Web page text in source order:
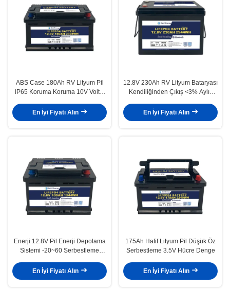
ABS Case 180Ah RV Lityum Pil
IP65 Koruma Koruma 10V Voltaj
En İyi Fiyatı Alın
12.8V 230Ah RV Lityum Bataryası
Kendiliğinden Çıkış <3% Aylık
En İyi Fiyatı Alın
Enerji 12.8V Pil Enerji Depolama
Sistemi -20~60 Serbestleme
En İyi Fiyatı Alın
175Ah Hafif Lityum Pil Düşük Öz
Serbestleme 3.5V Hücre Denge
En İyi Fiyatı Alın